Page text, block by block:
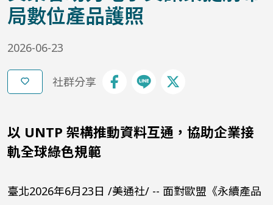
局數位產品護照
2026-06-23
社群分享
以 UNTP 架構推動資料互通，協助企業接
軌全球綠色規範
臺北2026年6月23日 /美通社/ -- 面對歐盟《永續產品